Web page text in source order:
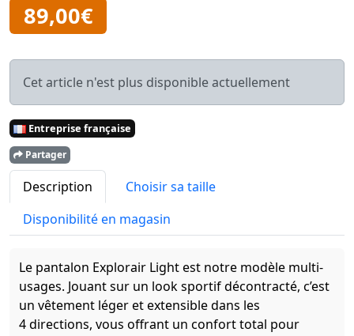
89,00€
Cet article n'est plus disponible actuellement
Entreprise française
Partager
Description
Choisir sa taille
Disponibilité en magasin
Le pantalon Explorair Light est notre modèle multi-
usages. Jouant sur un look sportif décontracté, c’est
un vêtement léger et extensible dans les
4 directions, vous offrant un confort total pour